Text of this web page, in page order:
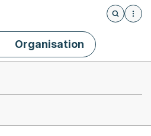
Öffnet
Organisation